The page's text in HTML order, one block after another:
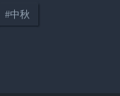
#中秋